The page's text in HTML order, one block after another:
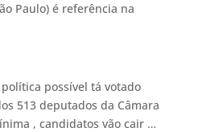
Paulo) é referência na
possível tá votado
513 deputados da Câmara
, candidatos vão cair …